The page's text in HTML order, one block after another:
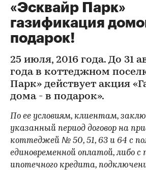
«Эсквайр Парк»
газификация
подарок!
25 июля, 2016 года. До 31
года в коттеджном
Парк» действует акция
дома - в подарок».
По ее условиям, клиентам,
указанный период договор на
коттеджей № 50, 51, 63 и 64 с
единовременной оплатой, либо с
ипотечного кредита,